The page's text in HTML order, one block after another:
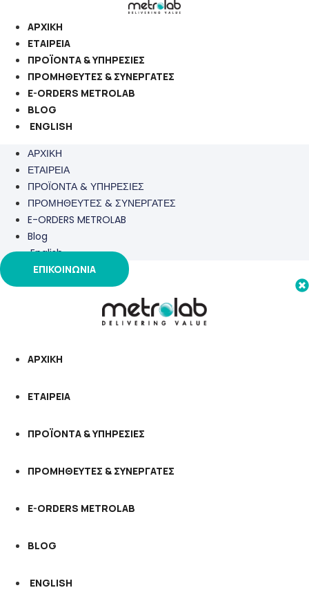
στο
περιεχόμενο
ΑΡΧΙΚΗ
ΕΤΑΙΡΕΙΑ
ΠΡΟΪΟΝΤΑ & ΥΠΗΡΕΣΙΕΣ
ΠΡΟΜΗΘΕΥΤΕΣ & ΣΥΝΕΡΓΑΤΕΣ
E-ORDERS METROLAB
BLOG
ENGLISH
ΑΡΧΙΚΗ
ΕΤΑΙΡΕΙΑ
ΠΡΟΪΟΝΤΑ & ΥΠΗΡΕΣΙΕΣ
ΠΡΟΜΗΘΕΥΤΕΣ & ΣΥΝΕΡΓΑΤΕΣ
E-ORDERS METROLAB
Blog
English
ΕΠΙΚΟΙΝΩΝΙΑ
ΑΡΧΙΚΗ
ΕΤΑΙΡΕΙΑ
ΠΡΟΪΟΝΤΑ & ΥΠΗΡΕΣΙΕΣ
ΠΡΟΜΗΘΕΥΤΕΣ & ΣΥΝΕΡΓΑΤΕΣ
E-ORDERS METROLAB
BLOG
ENGLISH